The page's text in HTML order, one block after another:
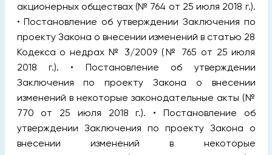
акционерных обществах (№ 764 от 25 июля 2018 г.).
• Постановление об утверждении Заключения по
проекту Закона о внесении изменений в статью 28
Кодекса о недрах № 3/2009 (№ 765 от 25 июля
2018 г.). • Постановление об утверждении
Заключения по проекту Закона о внесении
изменений в некоторые законодательные акты (№
770 от 25 июля 2018 г.). • Постановление об
утверждении Заключения по проекту Закона о
внесении изменений в некоторые